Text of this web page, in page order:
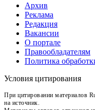
Архив
Реклама
Редакция
Вакансии
О портале
Правообладателям
Политика
Условия цитирования
При цитировании материалов
на источник.